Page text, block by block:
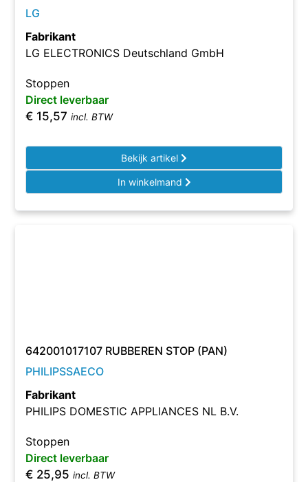
LG
Fabrikant
LG ELECTRONICS Deutschland GmbH
Stoppen
Direct leverbaar
€ 15,57 incl. BTW
Bekijk artikel
In winkelmand
642001017107 RUBBEREN STOP (PAN)
PHILIPSSAECO
Fabrikant
PHILIPS DOMESTIC APPLIANCES NL B.V.
Stoppen
Direct leverbaar
€ 25,95 incl. BTW